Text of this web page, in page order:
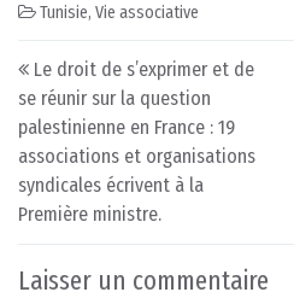
Tunisie, Vie associative
Post navigation
Le droit de s’exprimer et de
se réunir sur la question
palestinienne en France : 19
associations et organisations
syndicales écrivent à la
Première ministre.
Laisser un commentaire